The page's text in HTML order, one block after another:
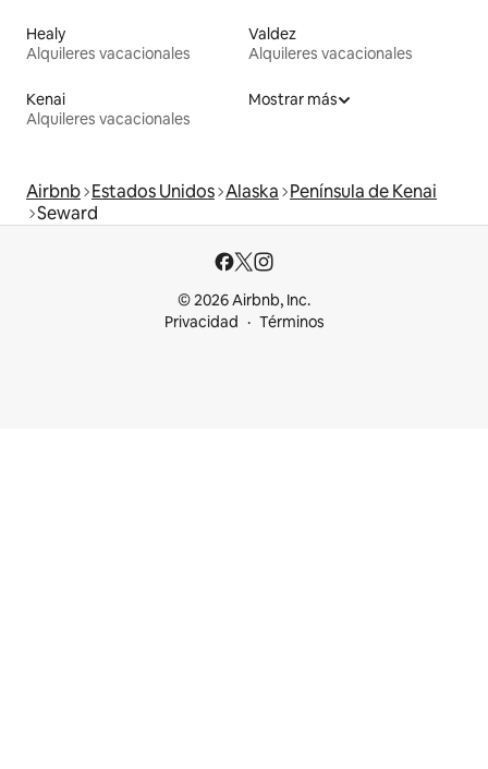
Healy
Alquileres vacacionales
Valdez
Alquileres vacacionales
Kenai
Alquileres vacacionales
Mostrar más
Airbnb Estados Unidos Alaska Península de Kenai
Seward
© 2026 Airbnb, Inc.
Privacidad
Términos